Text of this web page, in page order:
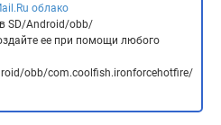
облако
SD/Android/obb/
ее при помощи любого
obb/com.coolfish.ironforcehotfire/